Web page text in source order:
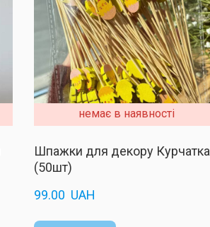
немає в наявності
Шпажки для декору Курчатка
(50шт)
99.00  UAH